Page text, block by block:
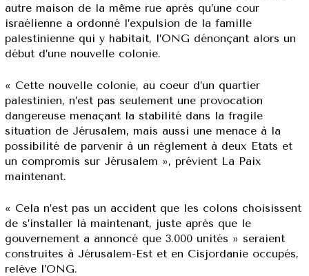
autre maison de la même rue après qu’une cour
israélienne a ordonné l’expulsion de la famille
palestinienne qui y habitait, l’ONG dénonçant alors un
début d’une nouvelle colonie.
« Cette nouvelle colonie, au coeur d’un quartier
palestinien, n’est pas seulement une provocation
dangereuse menaçant la stabilité dans la fragile
situation de Jérusalem, mais aussi une menace à la
possibilité de parvenir à un règlement à deux Etats et
un compromis sur Jérusalem », prévient La Paix
maintenant.
« Cela n’est pas un accident que les colons choisissent
de s’installer là maintenant, juste après que le
gouvernement a annoncé que 3.000 unités » seraient
construites à Jérusalem-Est et en Cisjordanie occupés,
relève l’ONG.